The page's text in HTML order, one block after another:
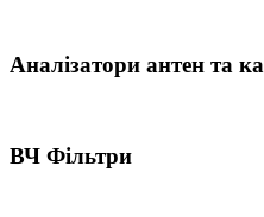
Аналізатори антен та
ВЧ Фільтри